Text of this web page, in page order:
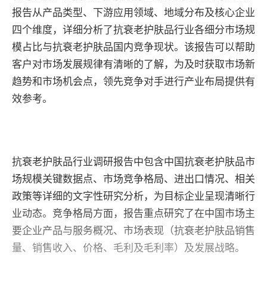
报告从产品类型、下游应用领域、地域分布及核心企业
四个维度，详细分析了抗衰老护肤品行业各细分市场规
模占比与抗衰老护肤品国内竞争现状。该报告可以帮助
客户对市场发展规律有清晰的了解，为及时获取市场新
趋势和市场机会点，领先竞争对手进行产业布局提供有
效参考。
抗衰老护肤品行业调研报告中包含中国抗衰老护肤品市
场规模关键数据点、市场竞争格局、进出口情况、相关
政策等详细的文字性研究分析，为目标企业呈现清晰行
业动态。竞争格局方面，报告重点研究了在中国市场主
要企业产品与服务概况、市场表现（抗衰老护肤品销售
量、销售收入、价格、毛利及毛利率）及发展战略。